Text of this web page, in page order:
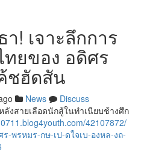
! เจาะลึกการ
ยของ อดิศร
ชฮัดสัน
News
Discuss
งสายเลือดนักสู้ในทำเนียบช้างศึก
42107872/
-พรหมร-กษ-เป-ดใจเบ-องหล-งถ-